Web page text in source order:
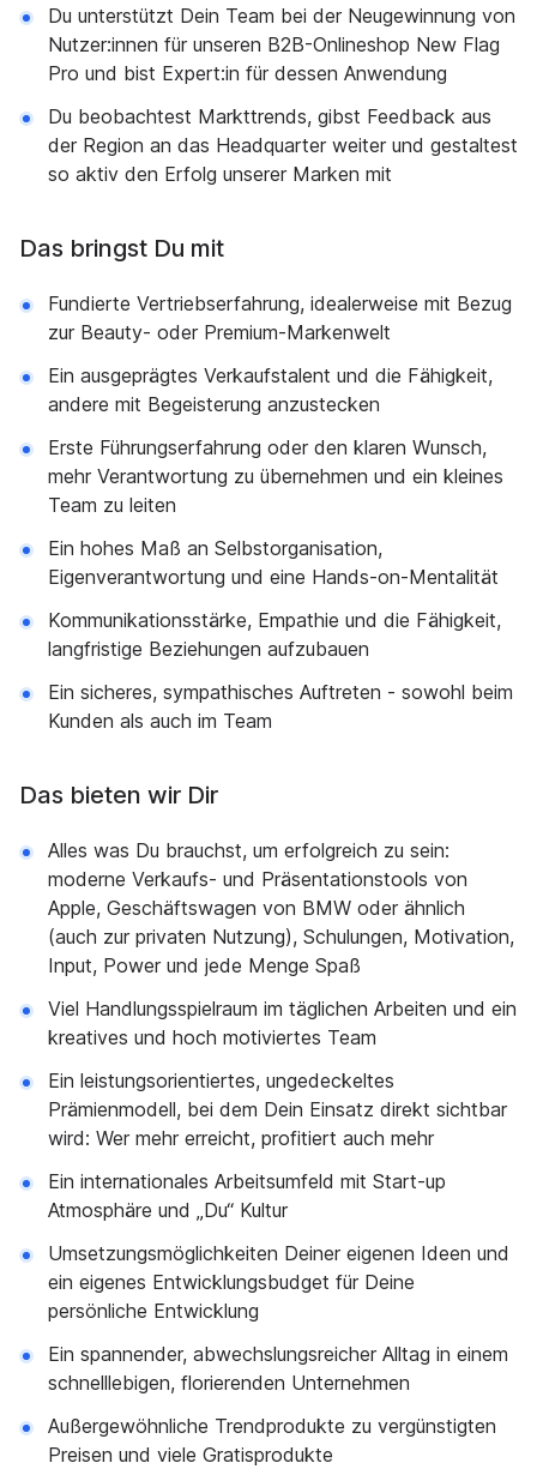
Du unterstützt Dein Team bei der Neugewinnung von
Nutzer:innen für unseren B2B-Onlineshop New Flag
Pro und bist Expert:in für dessen Anwendung
Du beobachtest Markttrends, gibst Feedback aus
der Region an das Headquarter weiter und gestaltest
so aktiv den Erfolg unserer Marken mit
Das bringst Du mit
Fundierte Vertriebserfahrung, idealerweise mit Bezug
zur Beauty- oder Premium-Markenwelt
Ein ausgeprägtes Verkaufstalent und die Fähigkeit,
andere mit Begeisterung anzustecken
Erste Führungserfahrung oder den klaren Wunsch,
mehr Verantwortung zu übernehmen und ein kleines
Team zu leiten
Ein hohes Maß an Selbstorganisation,
Eigenverantwortung und eine Hands-on-Mentalität
Kommunikationsstärke, Empathie und die Fähigkeit,
langfristige Beziehungen aufzubauen
Ein sicheres, sympathisches Auftreten - sowohl beim
Kunden als auch im Team
Das bieten wir Dir
Alles was Du brauchst, um erfolgreich zu sein:
moderne Verkaufs- und Präsentationstools von
Apple, Geschäftswagen von BMW oder ähnlich
(auch zur privaten Nutzung), Schulungen, Motivation,
Input, Power und jede Menge Spaß
Viel Handlungsspielraum im täglichen Arbeiten und ein
kreatives und hoch motiviertes Team
Ein leistungsorientiertes, ungedeckeltes
Prämienmodell, bei dem Dein Einsatz direkt sichtbar
wird: Wer mehr erreicht, profitiert auch mehr
Ein internationales Arbeitsumfeld mit Start-up
Atmosphäre und „Du“ Kultur
Umsetzungsmöglichkeiten Deiner eigenen Ideen und
ein eigenes Entwicklungsbudget für Deine
persönliche Entwicklung
Ein spannender, abwechslungsreicher Alltag in einem
schnelllebigen, florierenden Unternehmen
Außergewöhnliche Trendprodukte zu vergünstigten
Preisen und viele Gratisprodukte